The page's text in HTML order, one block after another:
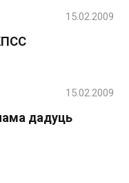
15.02.2009
дадуць
15.02.2009